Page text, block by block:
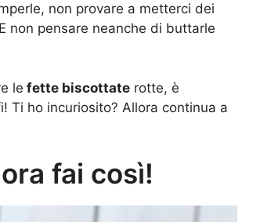
non provare a metterci dei
non pensare neanche di buttarle
le fette biscottate rotte, è
Ti ho incuriosito? Allora continua a
fai così!